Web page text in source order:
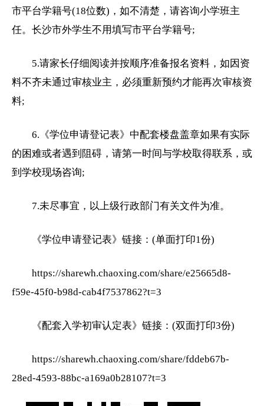
市平台学籍号(18位数)，如不清楚，请咨询小学班主
任。长沙市外学生不用填写市平台学籍号;
5.请家长仔细阅读并按顺序准备报名资料，如因资
料不齐未通过审核业主，必须重新预约才能再次审核资
料;
6.《学位申请登记表》中配套楼盘盖章如果有实际
的困难或者遇到阻碍，请第一时间与学校取得联系，或
到学校现场咨询;
7.未尽事宜，以上级行政部门有关文件为准。
《学位申请登记表》链接：(单面打印1份)
https://sharewh.chaoxing.com/share/e25665d8-
f59e-45f0-b98d-cab4f7537862?t=3
《配套入学初审认定表》链接：(双面打印3份)
https://sharewh.chaoxing.com/share/fddeb67b-
28ed-4593-88bc-a169a0b28107?t=3